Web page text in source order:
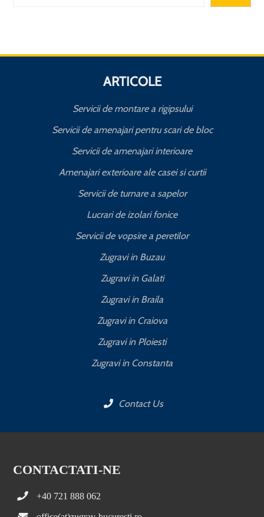
ARTICOLE
Servicii de montare a rigipsului
Servicii de amenajari pentru scari de bloc
Servicii de amenajari interioare
Amenajari exterioare ale casei si curtii
Servicii de turnare a sapelor
Lucrari de izolari fonice
Servicii de vopsire a peretilor
Zugravi in Buzau
Zugravi in Galati
Zugravi in Braila
Zugravi in Craiova
Zugravi in Ploiesti
Zugravi in Constanta
Contact Us
CONTACTATI-NE
+40 721 888 062